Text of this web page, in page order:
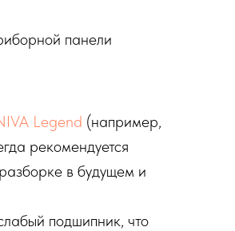
панели
Legend (например,
рекомендуется
в будущем и
подшипник, что